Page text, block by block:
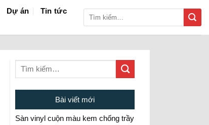
Dự án Tin tức
Bài viết mới
Sàn vinyl cuộn màu kem chống trầy